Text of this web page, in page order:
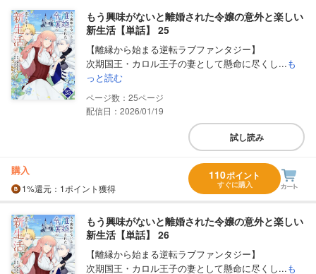
もう興味がないと離婚された令嬢の意外と楽しい
新生活【単話】 25
【離縁から始まる逆転ラブファンタジー】
次期国王・カロル王子の妻として懸命に尽くし...も
っと読む
25
配信日：2026/01/19
試し読み
購入
1%還元 ：1ポイント獲得
110ポイント
すぐに購入
もう興味がないと離婚された令嬢の意外と楽しい
新生活【単話】 26
【離縁から始まる逆転ラブファンタジー】
次期国王・カロル王子の妻として懸命に尽くし...も